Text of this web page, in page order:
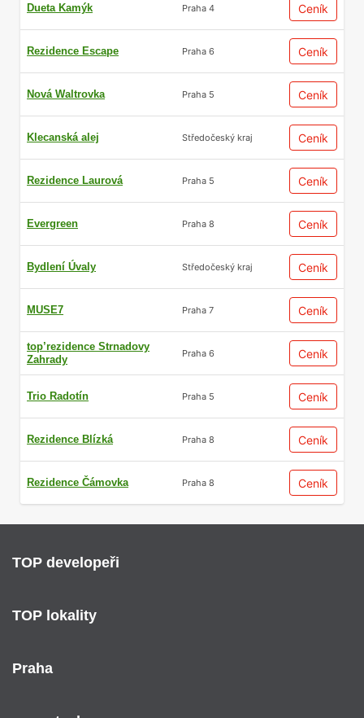
Dueta Kamýk Praha 4 Ceník
Rezidence Escape Praha 6 Ceník
Nová Waltrovka Praha 5 Ceník
Klecanská alej Středočeský kraj Ceník
Rezidence Laurová Praha 5 Ceník
Evergreen Praha 8 Ceník
Bydlení Úvaly Středočeský kraj Ceník
MUSE7 Praha 7 Ceník
top’rezidence Strnadovy
Zahrady
Praha 6 Ceník
Trio Radotín Praha 5 Ceník
Rezidence Blízká Praha 8 Ceník
Rezidence Čámovka Praha 8 Ceník
TOP developeři
TOP lokality
Praha